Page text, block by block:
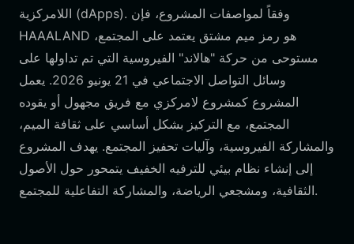
اللامركزية (dApps). وفقاً لمواصفات المشروع، فإن
HAAALAND هو رمز ميم مشتق يعتمد على المجتمع،
مستوحى من حركة "هالاند" الفيروسية التي تم تداولها على
وسائل التواصل الاجتماعي في 21 يونيو 2026. يعمل
المشروع كمشروع لامركزي مع فريق مجهول أو يقوده
المجتمع، مع التركيز بشكل أساسي على ثقافة الميم،
والمشاركة الفيروسية، وآليات تحفيز المجتمع. يهدف المشروع
إلى إنشاء نظام بيئي للترفيه الخفيف يتمحور حول الأصول
الثقافية، ومشجعي الرياضة، والمشاركة التفاعلية للمجتمع.